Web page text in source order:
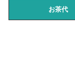
お茶代